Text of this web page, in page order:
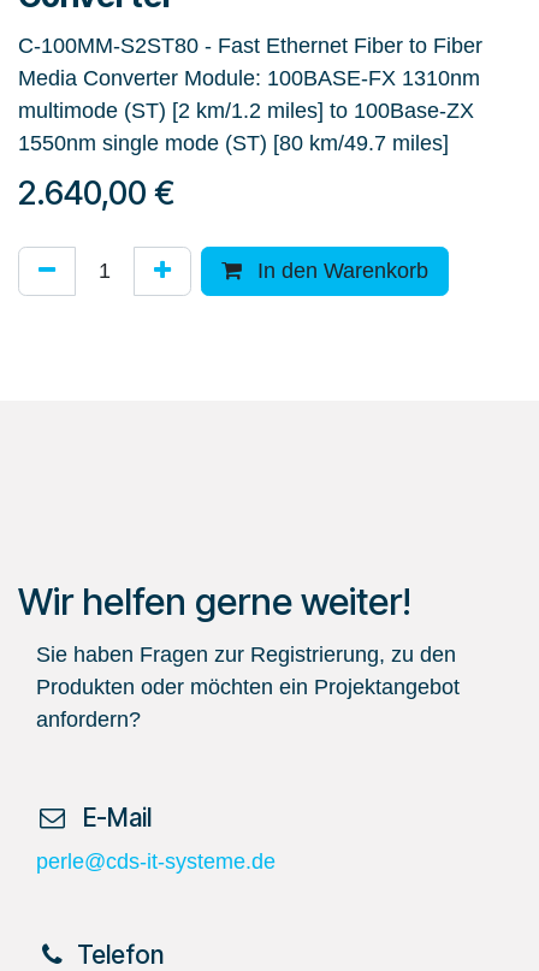
C-100MM-S2ST80 - Fast Ethernet Fiber to Fiber
Media Converter Module: 100BASE-FX 1310nm
multimode (ST) [2 km/1.2 miles] to 100Base-ZX
1550nm single mode (ST) [80 km/49.7 miles]
2.640,00 €
In den Warenkorb
Wir helfen gerne weiter!
Sie haben Fragen zur Registrierung, zu den
Produkten oder möchten ein Projektangebot
anfordern?
​ E-Mail
perle@cds-it-systeme.de
​Telefon